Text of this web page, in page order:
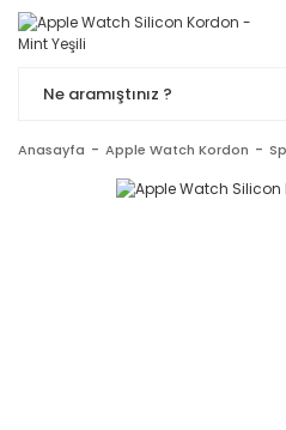
Anasayfa Apple Watch Kordon